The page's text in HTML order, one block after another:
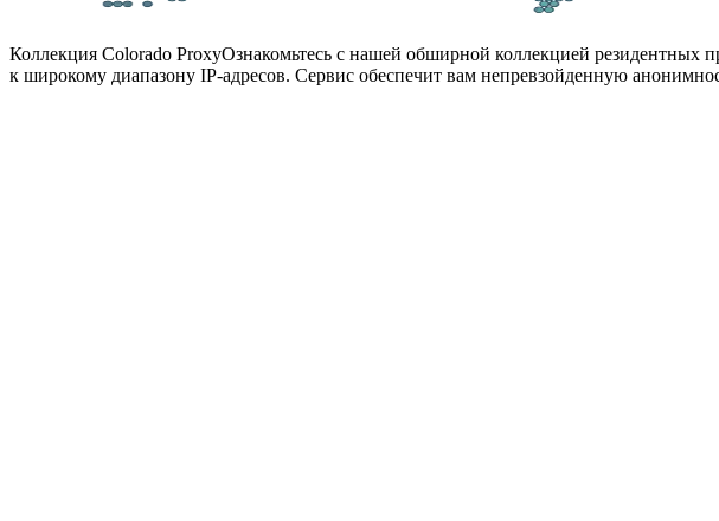
Коллекция Colorado ProxyОзнакомьтесь с нашей обширной коллекцией резидентных
к широкому диапазону IP-адресов. Сервис обеспечит вам непревзойденную